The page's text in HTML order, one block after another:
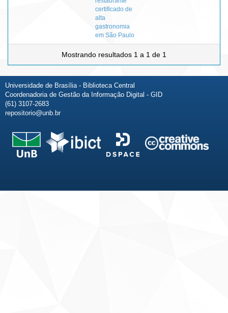
certificado de
alta
gastronomia
em São Paulo
Mostrando resultados 1 a 1 de 1
Universidade de Brasília - Biblioteca Central
Coordenadoria de Gestão da Informação Digital - GID
(61) 3107-2683
repositorio@unb.br